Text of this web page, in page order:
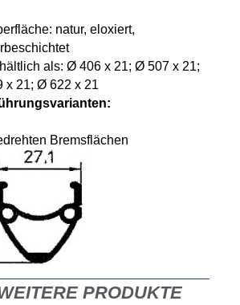
natur, eloxiert,
als: Ø 406 x 21; Ø 507 x 21;
x 21; Ø 622 x 21
Bremsflächen
PRODUKTE